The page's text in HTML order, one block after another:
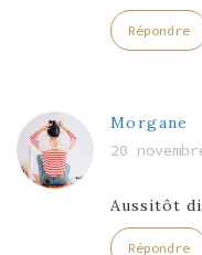
Répondre
Morgane
20
Aussitôt
Répondre